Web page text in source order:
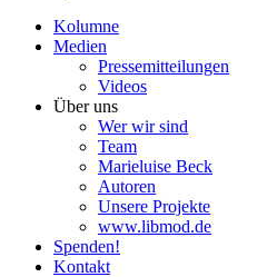
Kolumne
Medien
Pres­se­mit­tei­lun­gen
Videos
Über uns
Wer wir sind
Team
Marie­luise Beck
Autoren
Unsere Pro­jekte
www.libmod.de
Spenden!
Kontakt